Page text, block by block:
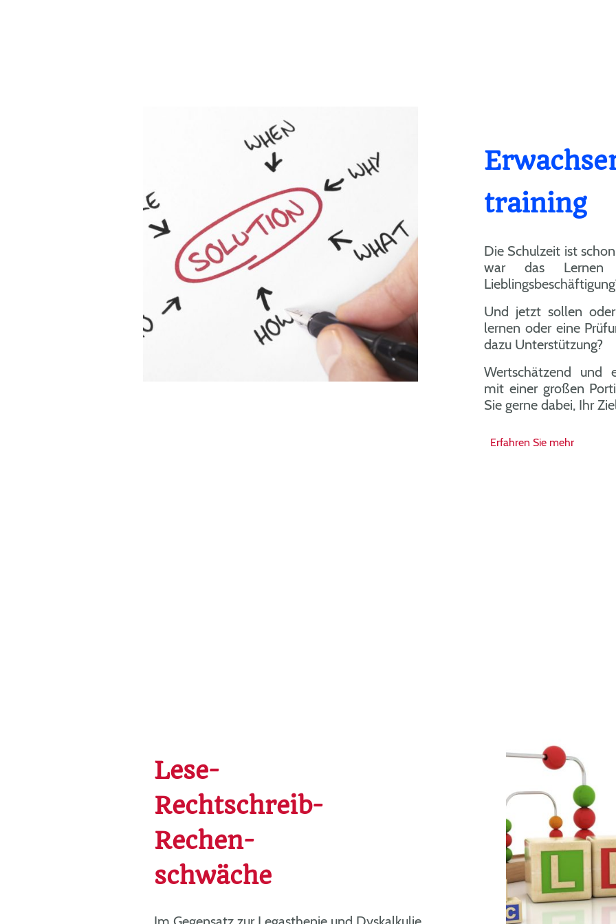
training
Die Schulzeit ist
war das Lernen
Und jetzt sollen
lernen oder eine
dazu
Wertschätzend und
mit einer großen
Sie gerne dabei, Ihr
Erfahren Sie mehr
Lese-
Rechtschreib-
Rechen-
schwäche